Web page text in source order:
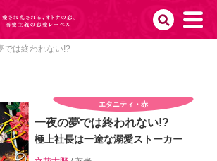
では終われない!?
エタニティ・赤
一夜の夢では終われない!?
極上社長は一途な溺愛ストーカー